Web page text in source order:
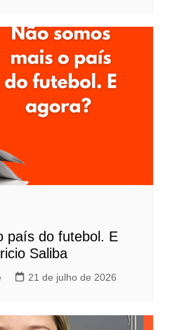
país do futebol. E
Saliba
21 de julho de 2026